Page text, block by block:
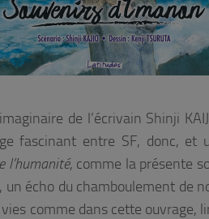
de l’écrivain Shinji
fascinant entre SF, donc, et
l’humanité, comme la présente
écho du chamboulement de
comme dans cette ouvrage,